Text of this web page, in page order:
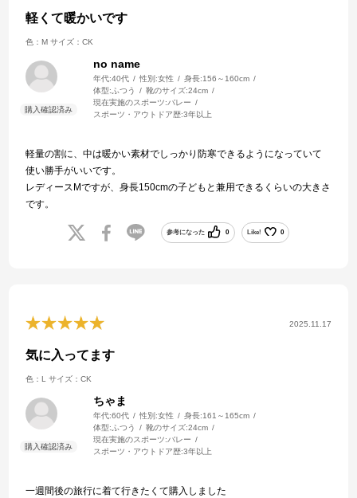
軽くて暖かいです
色：M サイズ：CK
no name
年代:40代 性別:女性 身長:156～160cm
体型: ふつう 靴のサイズ:24cm
現在実施のスポーツ:バレー
スポーツ・アウトドア歴:3年以上
軽量の割に、中は暖かい素材でしっかり防寒できるようになっていて
使い勝手がいいです。
レディースMですが、身長150cmの子どもと兼用できるくらいの大きさ
です。
参考になった 0 Like! 0
2025.11.17
気に入ってます
色：L サイズ：CK
ちゃま
年代:60代 性別:女性 身長:161～165cm
体型:ふつう 靴のサイズ:24cm
現在実施のスポーツ:バレー
スポーツ・アウトドア歴:3年以上
一週間後の旅行に着て行きたくて購入しました